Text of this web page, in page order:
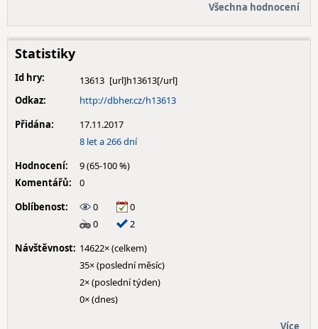
Všechna hodnocení
Statistiky
Id hry:
13613
Odkaz:
http://dbher.cz/h13613
Přidána:
17.11.2017
8 let a 266 dní
Hodnocení:
9 (65-100 %)
Komentářů:
0
Oblíbenost:
0
0
0
2
Návštěvnost: 14622× (celkem)
35× (poslední měsíc)
2× (poslední týden)
0× (dnes)
Více